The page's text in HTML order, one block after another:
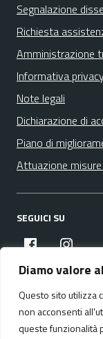
Diamo valore
Questo sito utilizza
non acconsenti
queste funzionalità
Segnalazione
Richiesta
Amministrazione
Informativa privacy
Note legali
Dichiarazione di
Piano di
Attuazione misure
SEGUICI SU
facebook
Media policy